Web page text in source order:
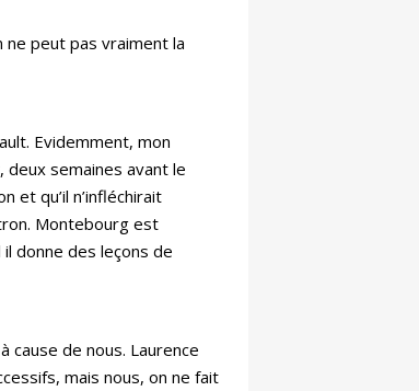
ne peut pas vraiment la
Evidemment, mon
deux semaines avant le
et qu’il n’infléchirait
Montebourg est
donne des leçons de
cause de nous. Laurence
mais nous, on ne fait